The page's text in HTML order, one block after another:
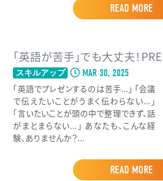
READ MORE
「英語が苦手」でも大丈夫！
スキルアップ MAR 30, 2025
「英語でプレゼンするのは苦手...」 「会議
で伝えたいことがうまく伝わらない...」
「言いたいことが頭の中で整理できず、話
がまとまらない...」 あなたも、こんな経
験、ありませんか？...
READ MORE